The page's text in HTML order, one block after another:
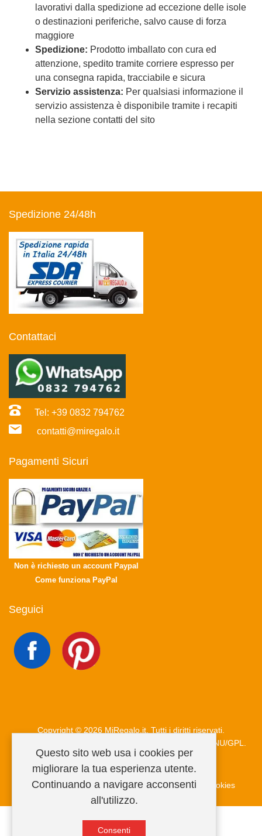
lavorativi dalla spedizione ad eccezione delle isole
o destinazioni periferiche, salvo cause di forza
maggiore
Spedizione: Prodotto imballato con cura ed
attenzione, spedito tramite corriere espresso per
una consegna rapida, tracciabile e sicura
Servizio assistenza: Per qualsiasi informazione il
servizio assistenza è disponibile tramite i recapiti
nella sezione contatti del sito
Spedizione 24/48h
Contattaci
Tel: +39 0832 794762
contatti@miregalo.it
Pagamenti Sicuri
Non è richiesto un account Paypal
Come funziona PayPal
Seguici
Copyright © 2026 MiRegalo.it. Tutti i diritti riservati.
licenza GNU/GPL.
Condizioni di vendita Privacy Policy Informativa cookies
Questo sito web usa i cookies per
migliorare la tua esperienza utente.
Continuando a navigare acconsenti
all'utilizzo.
Consenti